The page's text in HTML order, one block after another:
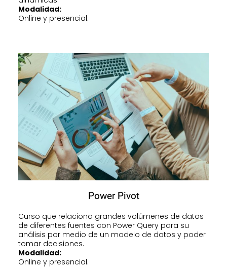
Modalidad:
Online y presencial.
Power Pivot
Curso que relaciona grandes volúmenes de datos
de diferentes fuentes con Power Query para su
análisis por medio de un modelo de datos y poder
tomar decisiones.
Modalidad:
Online y presencial.